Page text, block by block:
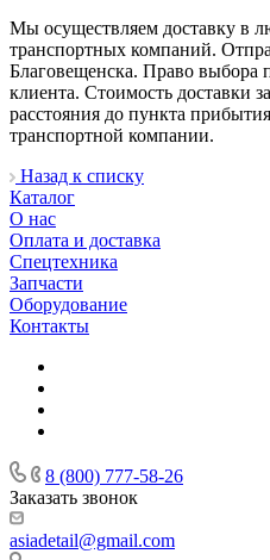
Мы осуществляем доставку в
транспортных компаний.
Благовещенска. Право выбора
клиента. Стоимость доставки
расстояния до пункта
транспортной компании.
Назад к списку
Каталог
О нас
Оплата и доставка
Спецтехника
Запчасти
Оборудование
Контакты
8 (800) 777-58-26
Заказать звонок
asiadetail@gmail.com